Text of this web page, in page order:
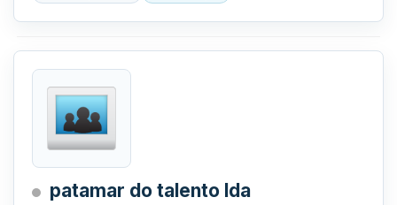
patamar do talento lda